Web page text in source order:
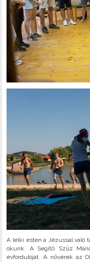
A lelki esten a Jézussal való
okunk. A Segítő Szűz
évfordulóját. A nővérek az